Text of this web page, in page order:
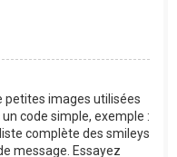
petites images utilisées
code simple, exemple :
complète des smileys
message. Essayez